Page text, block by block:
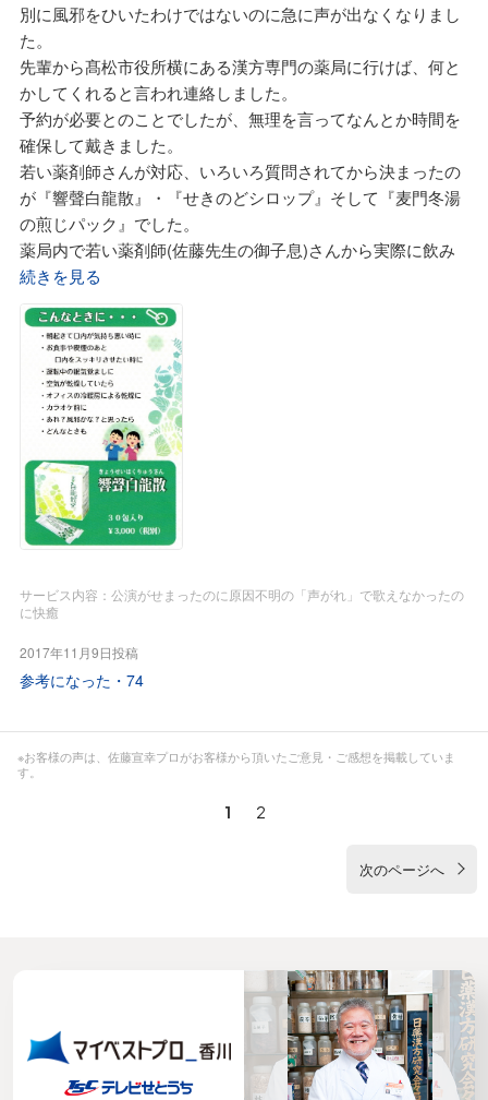
という化学薬品は飲まないままで現在に至っています。
佐藤先生から薬剤師が言うと変だが出来るだけ薬はだらだら
飲まない方が安心安全、必要最小限・最短期間飲むために先
ずは食養生、そして早寝早起きの実践、薬は漢方薬のような
自然の恵みエキスを利用しなさいとの事。
確かにそうだと思いました。
すみれ漢方施薬院薬局さんは我が家の本当の「かかりつけ薬
局・かかりつけ薬剤師」だと思います。
最近では家内も1日2回、起床後と就寝前に冠元顆粒の「お湯
割り」を飲んでいます。
そして旅行やゴルフの時には牛黄清心元と律鼓心を二人で持
って行きます。
もうすぐ歩き出す孫と元気に遊べるためにも、そして若い者
に迷惑掛けない爺・婆になるためにもすみれ漢方施薬院薬局
さんの推奨する漢方薬やサプリメントを利用したいと思いま
す。
康雑誌で読んだことのある『紅豆杉＝タキサス＝白豆杉』の
粒タイプでした。
これは1日3回、1回1包（6粒）を空腹時に服用しました。
そして倦怠感の強い時や痛み、腫れの強い時には援軍として
『 バイオリンク503ドリンク』を飲みました。
これらを服用し出して20日後の血液検査でCRP値が(1.26)か
ら(0.85)に下がっていたのに主人と二人でビックリしまし
た。
その後も徐々に下がり基準値内となっています。
そして最高は900近くあったMMP-3値も徐々に下がりはじめ
ました。
半年ほどしたらCRPも正常値内となりました。
今ではゆっくりですが着替えとか家事も少し出来るようにな
り主治医の先生も少し驚かれていました。
このような状態なので若先生は「紅豆杉」は1日2回にして様
子を見ましょうとのこと。
私としては今、服用しています免疫抑制剤・ステロイド(副腎
皮質ホルモン)剤、これらの薬の効き方と同時に副作用のこと
も若先生から詳しく説明を受けましたので、一日でも早く減
実は私の母も同じ病気で最期は病気では無く薬の副作用で亡
くなったとだと未だに思っています。
最近は県外に嫁いでいる妹が同じ病気のようで薬をたくさん
飲みはじめました。
す。
妹にお薬手帳と血液検査値を送ってもらい佐藤先生に見せた
が悪いのでスクアレンカプセルと併用するようにとの事でし
妹は飲み出して四ヶ月ほどで徐々に症状が改善されはじめ今
では大きな孫を抱え上げた写真を送ってきました。
すみれ漢方施薬院薬局さんは漢方薬や薬局サプリはお一人毎
の状態に合わせて臨機応変に服用量を変化させるべきだと、
確かにそうだと思います。
別に風邪をひいたわけではないのに急に声が出なくなりまし
た。
先輩から髙松市役所横にある漢方専門の薬局に行けば、何と
かしてくれると言われ連絡しました。
予約が必要とのことでしたが、無理を言ってなんとか時間を
確保して戴きました。
若い薬剤師さんが対応、いろいろ質問されてから決まったの
が『響聲白龍散』・『せきのどシロップ』そして『麦門冬湯
の煎じパック』でした。
薬局内で若い薬剤師(佐藤先生の御子息)さんから実際に飲み
方を指導していただきました。
コップに『麦門冬湯の煎じパック(麦門冬湯を煎じた濃厚エキ
スを1回分毎にアルミパックにしたもの)』を「お湯割り」に
してその中に『せきのどシロップ』を適量と『響聲白龍散』
1包を同時に混ぜます。
これを飲んでから暫くしていると、あれほど「かすれていた
声」が普通にでるようになりました。
え、漢方ってこんなに早く効くのとびっくり。
若い薬剤師さんから、今回は急迫症状でしたので3種類を
「お湯割り」で服用戴きましたが、症状が完全に回復するま
では、このように服用しながらあとは「響聲白龍散」を練習
先輩に話したら、以前には響聲白龍散は無かったとのこと。
次回にお訊きしたら新製品とか。
それ以来、私のバックには響聲白龍散が数包治まっていま
す。
東京の声楽科で修学している娘にも同じセットを佐藤先生か
添加物だらけのトローチは使いたくないのですが声がれした
ら時々使っていました。
続きを見る
サービス内容：公演がせまったのに原因不明の「声がれ」で歌えなかったの
に快癒
2017年11月9日投稿
参考になった・ 74
※お客様の声は、佐藤宣幸プロがお客様から頂いたご意見・ご感想を掲載していま
す。
1 2
次のページへ